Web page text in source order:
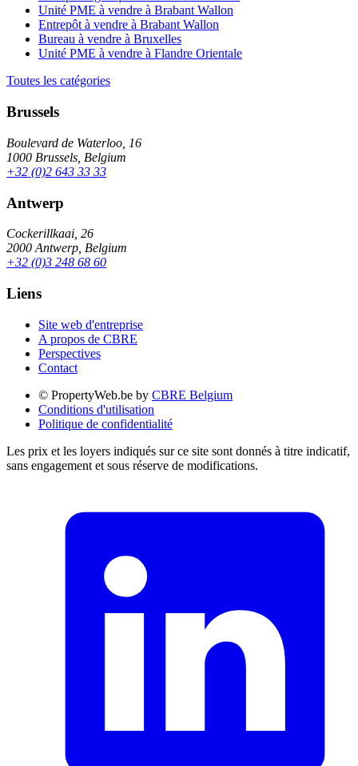
Unité PME à vendre à Brabant Wallon
Entrepôt à vendre à Brabant Wallon
Bureau à vendre à Bruxelles
Unité PME à vendre à Flandre Orientale
Toutes les catégories
Brussels
Boulevard de Waterloo, 16
1000 Brussels, Belgium
+32 (0)2 643 33 33
Antwerp
Cockerillkaai, 26
2000 Antwerp, Belgium
+32 (0)3 248 68 60
Liens
Site web d'entreprise
A propos de CBRE
Perspectives
Contact
© PropertyWeb.be by CBRE Belgium
Conditions d'utilisation
Politique de confidentialité
Les prix et les loyers indiqués sur ce site sont donnés à titre indicatif,
sans engagement et sous réserve de modifications.